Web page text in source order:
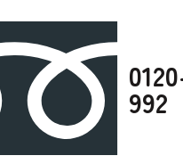
992
さい。 ブログ 農地の売却方